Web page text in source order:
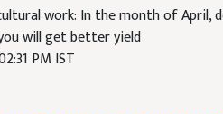
work: In the month of April,
will get better yield
PM IST